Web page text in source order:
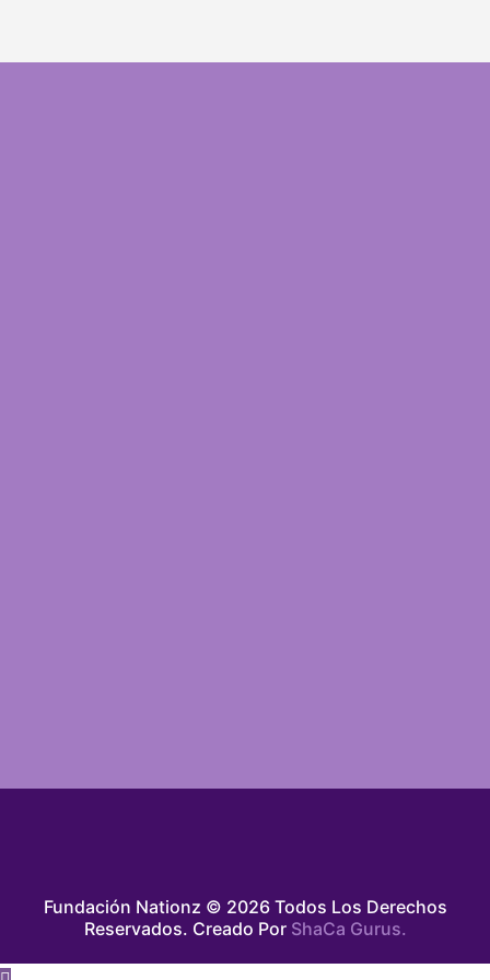
Fundación Nationz © 2026 Todos Los Derechos
Reservados. Creado Por ShaCa Gurus.